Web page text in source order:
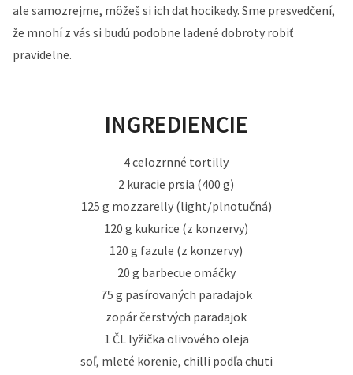
ale samozrejme, môžeš si ich dať hocikedy. Sme presvedčení,
že mnohí z vás si budú podobne ladené dobroty robiť
pravidelne.
INGREDIENCIE
4 celozrnné tortilly
2 kuracie prsia (400 g)
125 g mozzarelly (light/plnotučná)
120 g kukurice (z konzervy)
120 g fazule (z konzervy)
20 g barbecue omáčky
75 g pasírovaných paradajok
zopár čerstvých paradajok
1 ČL lyžička olivového oleja
soľ, mleté korenie, chilli podľa chuti